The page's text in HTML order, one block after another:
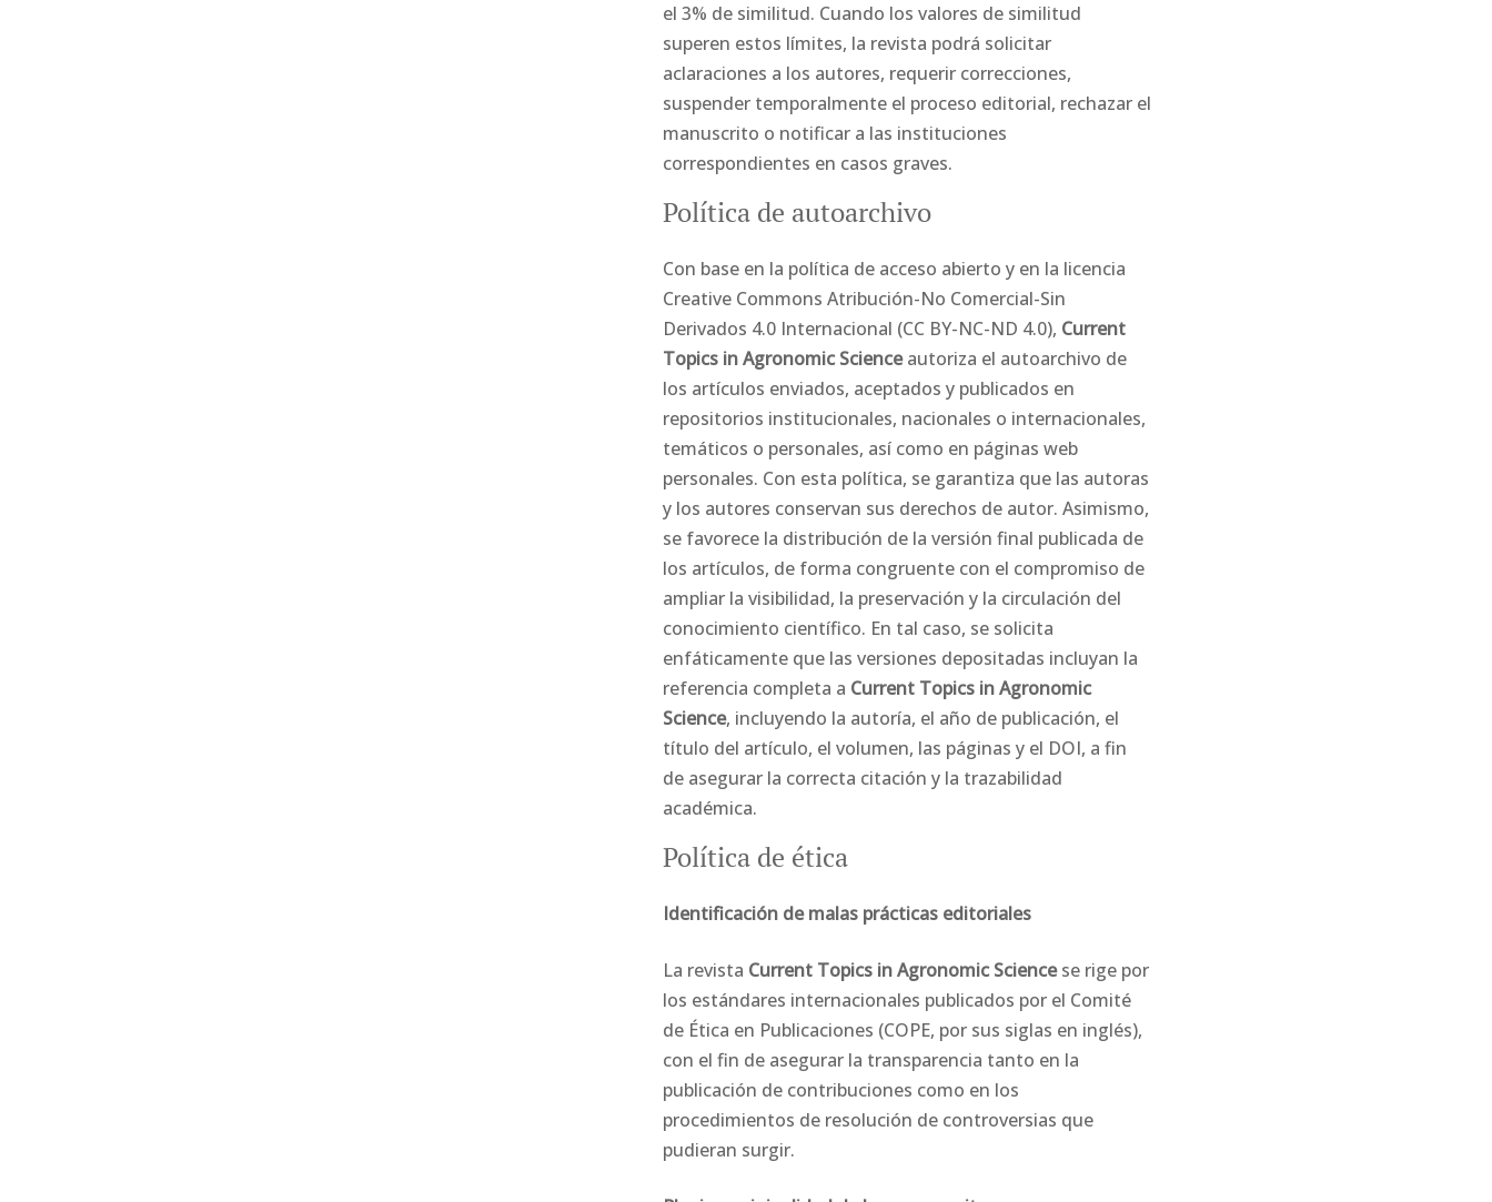
el 3% de similitud. Cuando los valores de similitud
superen estos límites, la revista podrá solicitar
aclaraciones a los autores, requerir correcciones,
suspender temporalmente el proceso editorial, rechazar el
manuscrito o notificar a las instituciones
correspondientes en casos graves.
Política de autoarchivo
Con base en la política de acceso abierto y en la licencia
Creative Commons Atribución-No Comercial-Sin
Derivados 4.0 Internacional (CC BY-NC-ND 4.0), Current
Topics in Agronomic Scienceautoriza el autoarchivo de
los artículos enviados, aceptados y publicados en
repositorios institucionales, nacionales o internacionales,
temáticos o personales, así como en páginas web
personales. Con esta política, se garantiza que las autoras
y los autores conservan sus derechos de autor. Asimismo,
se favorece la distribución de la versión final publicada de
los artículos, de forma congruente con el compromiso de
ampliar la visibilidad, la preservación y la circulación del
conocimiento científico. En tal caso, se solicita
enfáticamente que las versiones depositadas incluyan la
referencia completa a Current Topics in Agronomic
Science, incluyendo la autoría, el año de publicación, el
título del artículo, el volumen, las páginas y el DOI, a fin
de asegurar la correcta citación y la trazabilidad
académica.
Política de ética
Identificación de malas prácticas editoriales
La revista Current Topics in Agronomic Sciencese rige por
los estándares internacionales publicados por el Comité
de Ética en Publicaciones (COPE, por sus siglas en inglés),
con el fin de asegurar la transparencia tanto en la
publicación de contribuciones como en los
procedimientos de resolución de controversias que
pudieran surgir.